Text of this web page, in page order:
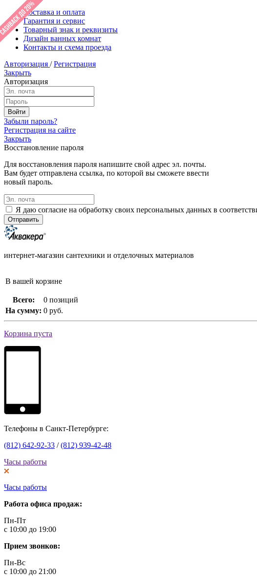
Доставка и оплата
Гарантия и сервис
Товарный знак и реквизиты
Дизайн ванных комнат
Контакты и схема проезда
Авторизация / Регистрация
Закрыть
Авторизация
Забыли пароль?
Регистрация на сайте
Закрыть
Восстановление пароля
Для восстановления пароля напишите свой адрес эл. почты.
Вам будет отправлена ссылка, по которой вы сможете ввести
новый пароль.
Я даю согласие на обработку своих персональных данных в
интернет-магазин сантехники и отделочных материалов
В вашей корзине
Всего:
0 позиций
На сумму: 0 руб.
Корзина пуста
Телефоны в Санкт-Петербурге:
(812) 642-92-33 /(812) 939-42-48
Часы работы
Часы работы
Работа офиса продаж:
Пн-Пт
с 10:00 до 19:00
Прием звонков:
Пн-Вс
с 10:00 до 21:00